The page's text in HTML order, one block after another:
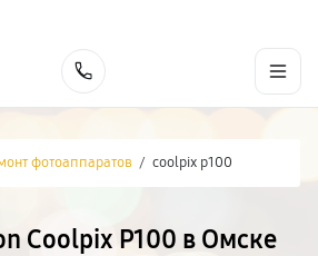
фотоаппаратов / coolpix p100
Coolpix P100 в Омске